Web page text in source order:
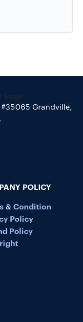
Grandville,
POLICY
& Condition
Policy
Policy